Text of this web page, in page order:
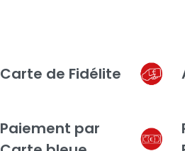
Carte de Fidélite
Paiement par